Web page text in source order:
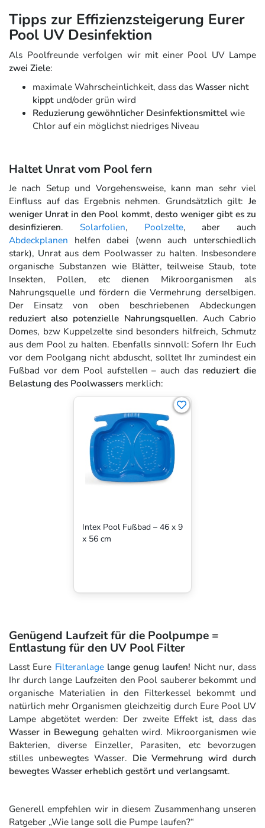
Tipps zur Effizienzsteigerung Eurer
Pool UV Desinfektion
Als Poolfreunde verfolgen wir mit einer Pool UV Lampe
zwei Ziele:
maximale Wahrscheinlichkeit, dass dasWasser nicht
kippt und/oder grün wird
Reduzierung gewöhnlicher Desinfektionsmittelwie
Chlor auf ein möglichst niedriges Niveau
Haltet Unrat vom Pool fern
Je nach Setup und Vorgehensweise, kann man sehr viel
Einfluss auf das Ergebnis nehmen. Grundsätzlich gilt:Je
weniger Unrat in den Pool kommt, desto weniger gibt es zu
desinfizieren. Solarfolien, Poolzelte, aber auch
Abdeckplanen helfen dabei (wenn auch unterschiedlich
stark), Unrat aus dem Poolwasser zu halten. Insbesondere
organische Substanzen wie Blätter, teilweise Staub, tote
Insekten, Pollen, etc dienen Mikroorganismen als
Nahrungsquelle und fördern die Vermehrung derselbigen.
Der Einsatz von oben beschriebenen Abdeckungen
reduziert also potenzielle Nahrungsquellen. Auch Cabrio
Domes, bzw Kuppelzelte sind besonders hilfreich, Schmutz
aus dem Pool zu halten. Ebenfalls sinnvoll: Sofern Ihr Euch
vor dem Poolgang nicht abduscht, solltet Ihr zumindest ein
Fußbad vor dem Pool aufstellen – auch das reduziert die
Belastung des Poolwassers merklich:
Intex Pool Fußbad – 46 x 9
x 56 cm
Genügend Laufzeit für die Poolpumpe =
Entlastung für den UV Pool Filter
Lasst Eure Filteranlage lange genug laufen! Nicht nur, dass
Ihr durch lange Laufzeiten den Pool sauberer bekommt und
organische Materialien in den Filterkessel bekommt und
natürlich mehr Organismen gleichzeitig durch Eure Pool UV
Lampe abgetötet werden: Der zweite Effekt ist, dass das
Wasser in Bewegung gehalten wird. Mikroorganismen wie
Bakterien, diverse Einzeller, Parasiten, etc bevorzugen
stilles unbewegtes Wasser. Die Vermehrung wird durch
bewegtes Wasser erheblich gestört und verlangsamt.
Generell empfehlen wir in diesem Zusammenhang unseren
Ratgeber „Wie lange soll die Pumpe laufen?“